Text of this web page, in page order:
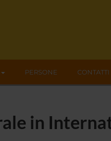
PERSONE CONTATTI
in